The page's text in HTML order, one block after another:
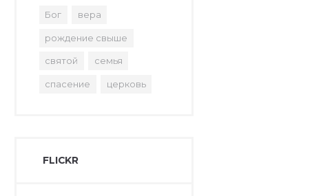
Бог вера
рождение свыше
святой семья
спасение церковь
FLICKR